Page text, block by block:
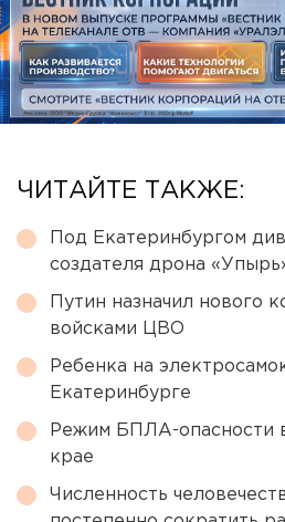
ЧИТАЙТЕ ТАКЖЕ:
Под Екатеринбургом
создателя дрона
Путин назначил нового
войсками ЦВО
Ребенка на
Екатеринбурге
Режим БПЛА-опасности
крае
Численность